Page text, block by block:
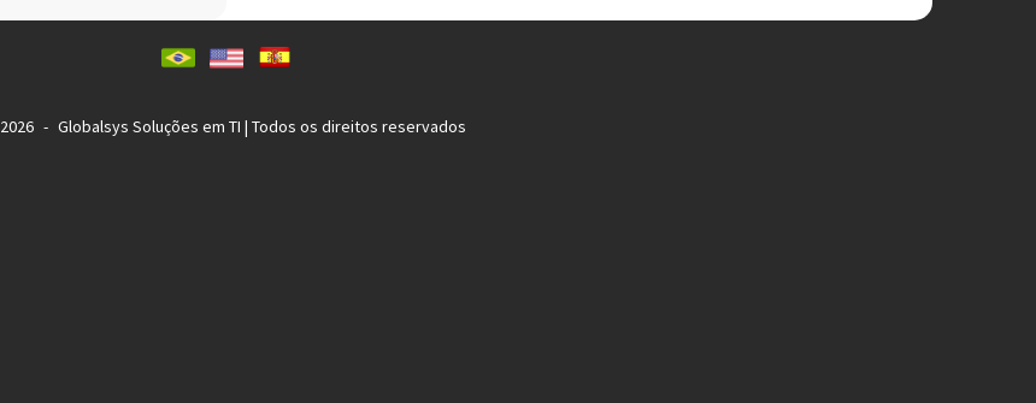
2026 - Globalsys Soluções em TI | Todos os direitos reservados